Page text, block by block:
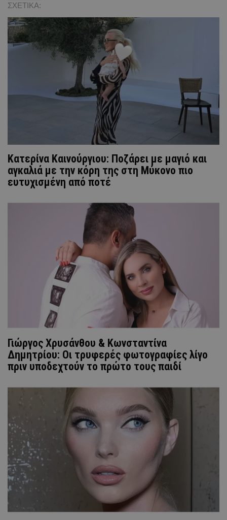
ΣΧΕΤΙΚΑ:
Κατερίνα Καινούργιου: Ποζάρει με μαγιό και
αγκαλιά με την κόρη της στη Μύκονο πιο
ευτυχισμένη από ποτέ
Γιώργος Χρυσάνθου & Κωνσταντίνα
Δημητρίου: Οι τρυφερές φωτογραφίες λίγο
πριν υποδεχτούν το πρώτο τους παιδί